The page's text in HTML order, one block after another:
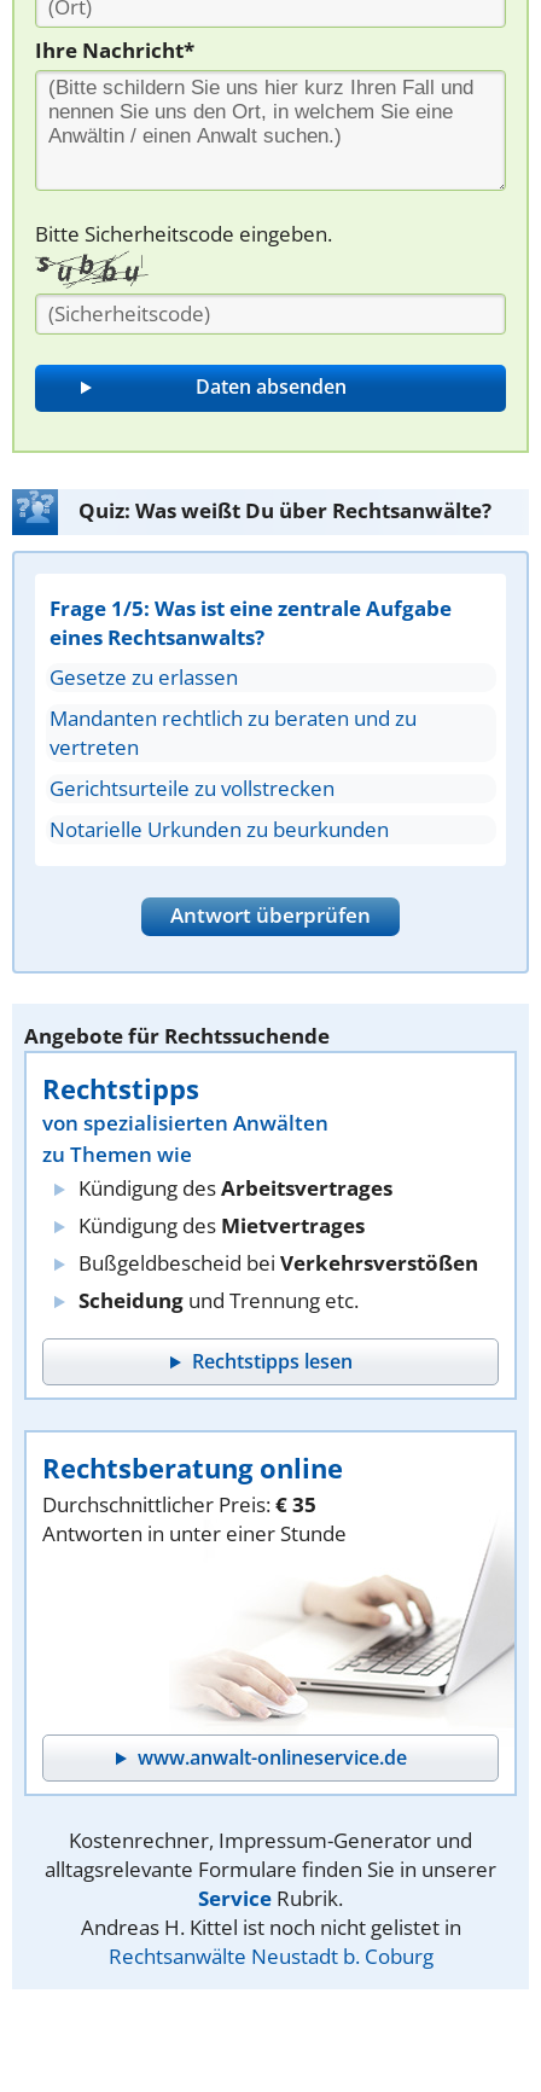
Ihre Nachricht*
Bitte Sicherheitscode eingeben.
Quiz: Was weißt Du über Rechtsanwälte?
Frage 1/5: Was ist eine zentrale Aufgabe
eines Rechtsanwalts?
Gesetze zu erlassen
Mandanten rechtlich zu beraten und zu
vertreten
Gerichtsurteile zu vollstrecken
Notarielle Urkunden zu beurkunden
Antwort überprüfen
Angebote für Rechtssuchende
Rechtstipps
von spezialisierten Anwälten
zu Themen wie
Kündigung desArbeitsvertrages
Kündigung des Mietvertrages
Bußgeldbescheid bei Verkehrsverstößen
Scheidung und Trennung etc.
Rechtstipps lesen
Rechtsberatung online
Durchschnittlicher Preis:€ 35
Antworten in unter einer Stunde
www.anwalt-onlineservice.de
Kostenrechner, Impressum-Generator und
alltagsrelevante Formulare finden Sie in unserer
Service Rubrik.
Andreas H. Kittel ist noch nicht gelistet in
Rechtsanwälte Neustadt b. Coburg